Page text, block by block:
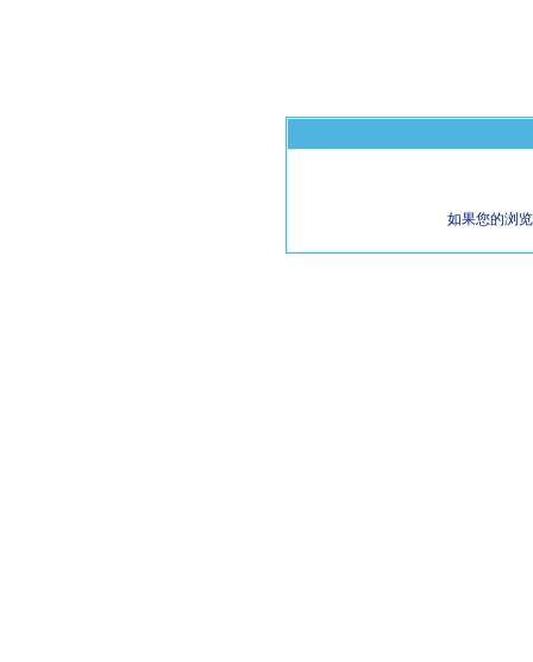
如果您的浏